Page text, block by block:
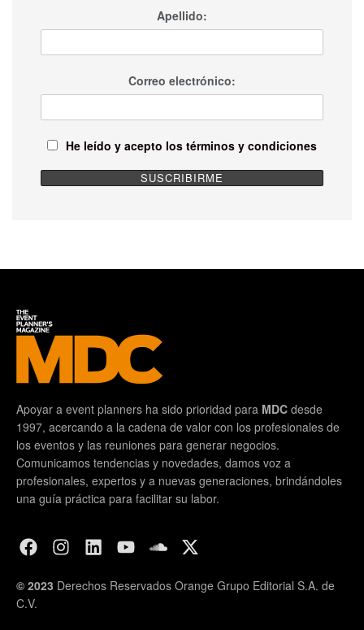
Apellido:
Correo electrónico:
He leído y acepto los términos y condiciones
Apoyar a event planners ha sido prioridad para MDC desde
1997, acercando a la cadena de valor con los profesionales de
los eventos y las reuniones para generar negocios.
Comunicamos tendencias y novedades, damos voz a
profesionales, expertos y a nuevas generaciones, brindándoles
una guía práctica para facilitar su labor.
© 2023 Derechos Reservados Orange Grupo Editorial S.A. de
C.V.